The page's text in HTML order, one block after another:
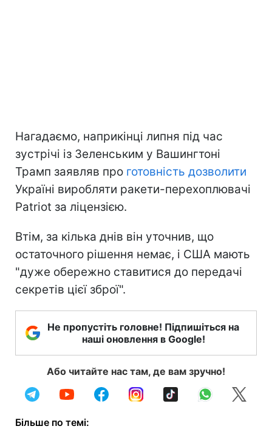
Нагадаємо, наприкінці липня під час
зустрічі із Зеленським у Вашингтоні
Трамп заявляв про готовність дозволити
Україні виробляти ракети-перехоплювачі
Patriot за ліцензією.
Втім, за кілька днів він уточнив, що
остаточного рішення немає, і США мають
"дуже обережно ставитися до передачі
секретів цієї зброї".
Не пропустіть головне! Підпишіться на
наші оновлення в Google!
Або читайте нас там, де вам зручно!
Більше по темі: